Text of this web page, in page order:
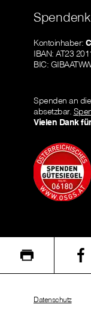
Kontoinhaber:
IBAN: AT23
BIC:
Spenden an
absetzbar.
Vielen Dank
Datenschutz